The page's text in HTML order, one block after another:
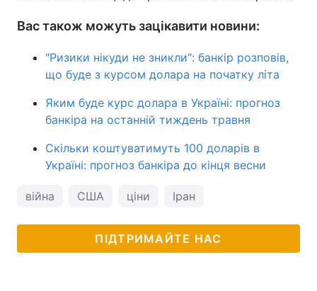
Вас також можуть зацікавити новини:
"Ризики нікуди не зникли": банкір розповів,
що буде з курсом долара на початку літа
Яким буде курс долара в Україні: прогноз
банкіра на останній тиждень травня
Скільки коштуватимуть 100 доларів в
Україні: прогноз банкіра до кінця весни
війна США ціни Іран
ПІДТРИМАЙТЕ НАС